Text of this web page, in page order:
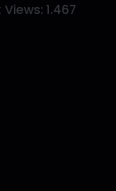
Views: 1.467